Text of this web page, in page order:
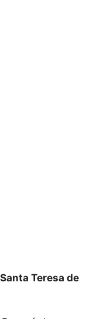
Teresa de